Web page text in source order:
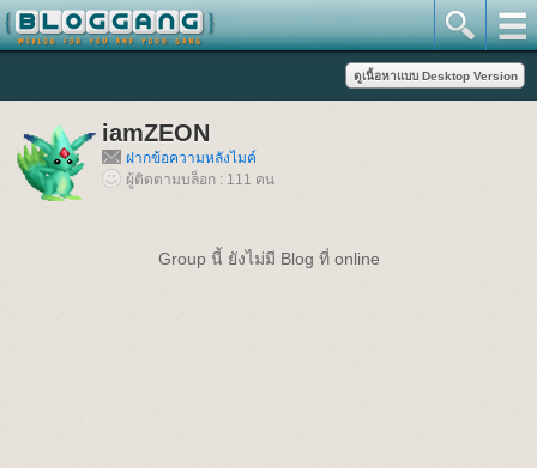
iamZEON
ฝากข้อความหลังไมค์
ผู้ติดตามบล็อก : 111 คน
Group นี้ ยังไม่มี Blog ที่ online